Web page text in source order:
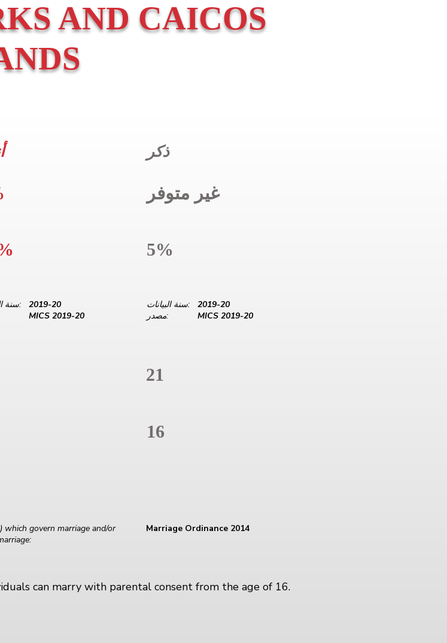
AND CAICOS
ذكر
غير متوفر
5%
سنة البيانات:
2019-20
MICS 2019-20
سنة البيانات:
2019-20
مصدر:
MICS 2019-20
21
16
which govern marriage and/or
Marriage Ordinance 2014
can marry with parental consent from the age of 16.